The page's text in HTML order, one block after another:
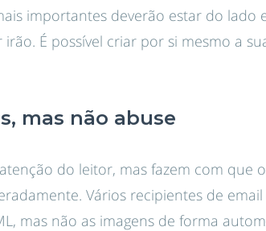
importantes deverão estar do lado
É possível criar por si mesmo a
mas não abuse
do leitor, mas fazem com que
Vários recipientes de
mas não as imagens de forma